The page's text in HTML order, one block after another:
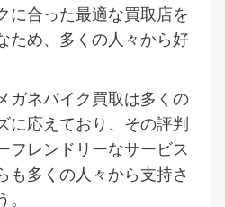
に合った最適な買取店を
ため、多くの人々から好
ガネバイク買取は多くの
に応えており、その評判
フレンドリーなサービス
も多くの人々から支持さ